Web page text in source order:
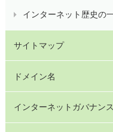
インターネット歴史の
サイトマップ
ドメイン名
インターネットガバナンス